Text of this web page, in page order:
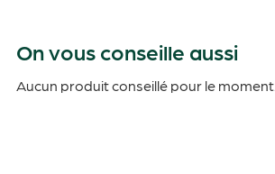
On vous conseille aussi
Aucun produit conseillé pour le moment.